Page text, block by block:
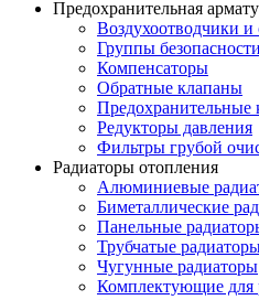
Предохранительная
Воздухоотводчики и
Группы безопасности
Компенсаторы
Обратные клапаны
Предохранительные
Редукторы давления
Фильтры грубой
Радиаторы отопления
Алюминиевые
Биметаллические
Панельные
Трубчатые
Чугунные радиаторы
Комплектующие для